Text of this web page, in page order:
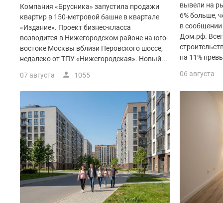
Рассрочка
Траншевая
ипотека
Коттеджные
поселки
Новой
Готовые
коттеджные
поселки
Строящиеся
коттеджные
поселки
Коттеджные
поселки
Компания «Брусника» запустила продажи
квартир в 150-метровой башне в квартале
«Издание». Проект бизнес-класса
возводится в Нижегородском районе на юго-
востоке Москвы вблизи Перовского шоссе,
недалеко от ТПУ «Нижегородская». Новый...
07 августа 1055
вывели на
6% больше,
в
Дом.рф.
на 11%
06 августа